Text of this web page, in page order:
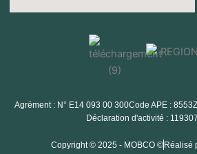
Agrément : N° E14 093 00 300Code APE : 8553Z
Déclaration d'activité :
Copyright © 2025 - MOBCO ©Réalisé